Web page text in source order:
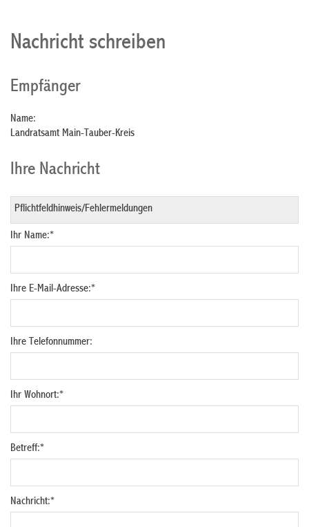
Nachricht schreiben
Empfänger
Name:
Landratsamt Main-Tauber-Kreis
Ihre Nachricht
Ihr Name:*
Ihre E-Mail-Adresse:*
Ihre Telefonnummer:
Ihr Wohnort:*
Betreff:*
Nachricht:*